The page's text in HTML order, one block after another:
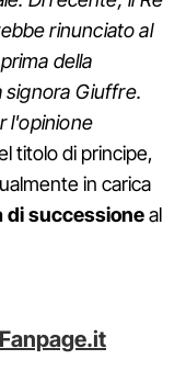
rinunciato al
della
signora Giuffre.
l'opinione
titolo di principe,
in carica
di successioneal